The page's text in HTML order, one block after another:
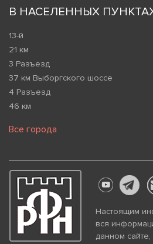
В НАСЕЛЕННЫХ
13-й
21 км
3 Разъезд
37 км Выборгского шоссе
4 Разъезд
46 км
Все города
Настоящим
вся
данном